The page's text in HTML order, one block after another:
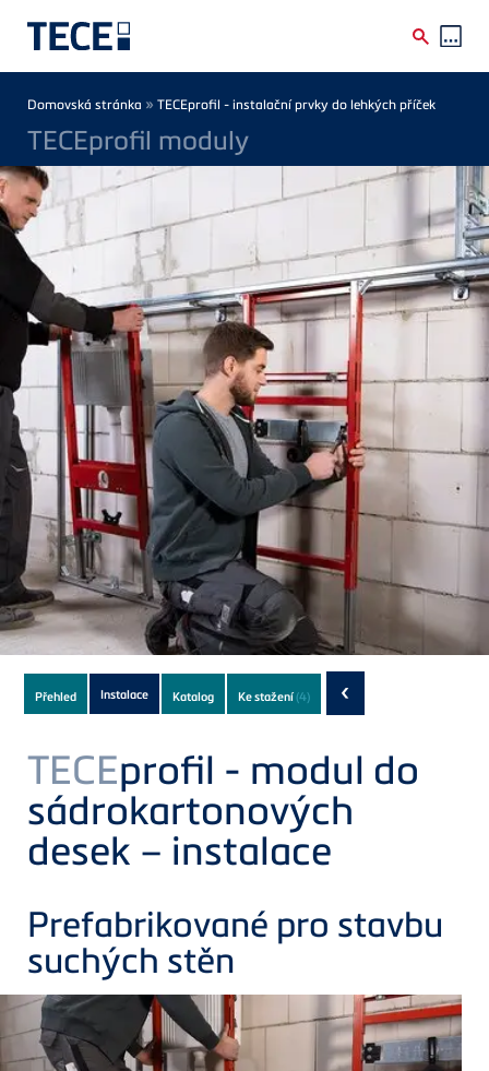
Breadcrumb
Domovská stránka » TECEprofil - instalační prvky do lehkých příček
TECEprofil moduly
Subnavigation
of
current
Product
Přehled Instalace Katalog Ke stažení(4) ‹
TECEprofil - modul do
sádrokartonových
desek – instalace
Prefabrikované pro stavbu
suchých stěn